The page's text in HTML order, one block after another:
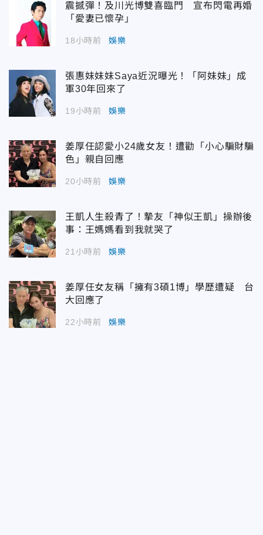
震撼彈！及川光博雙喜臨門 宣布閃電再婚
「愛妻已懷孕」
18小時前 娛樂
張惠妹妹妹Saya近況曝光！「阿妹妹」成
軍30年回來了
19小時前 娛樂
姜厚任認愛小24歲女友！遭勸「小心騙財騙
色」親自回應
20小時前 娛樂
王凱人生殺青了！摯友「神似王凱」操辦後
事：王媽媽看到我就哭了
21小時前 娛樂
姜厚任女友稱「擁有3碩1博」學歷遭疑 台
大回應了
22小時前 娛樂